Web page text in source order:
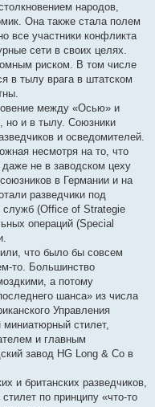
народов,
Она также стала полем
все участники конфликта
сети в своих целях.
риском. В том числе
в тылу врага в штатском
между «Осью» и
но и в тылу. Союзники
и осведомителей.
несмотря на то, что
не в заводском цеху
в Германии и на
разведчики под
служб (Office of Strategie
операций (Special
что было бы совсем
то. Большинство
а потому
шанса» из числа
Управления
миниатюрный стилет,
и главным
завод HG Long & Co в
и британских разведчиков,
по принципу «что-то